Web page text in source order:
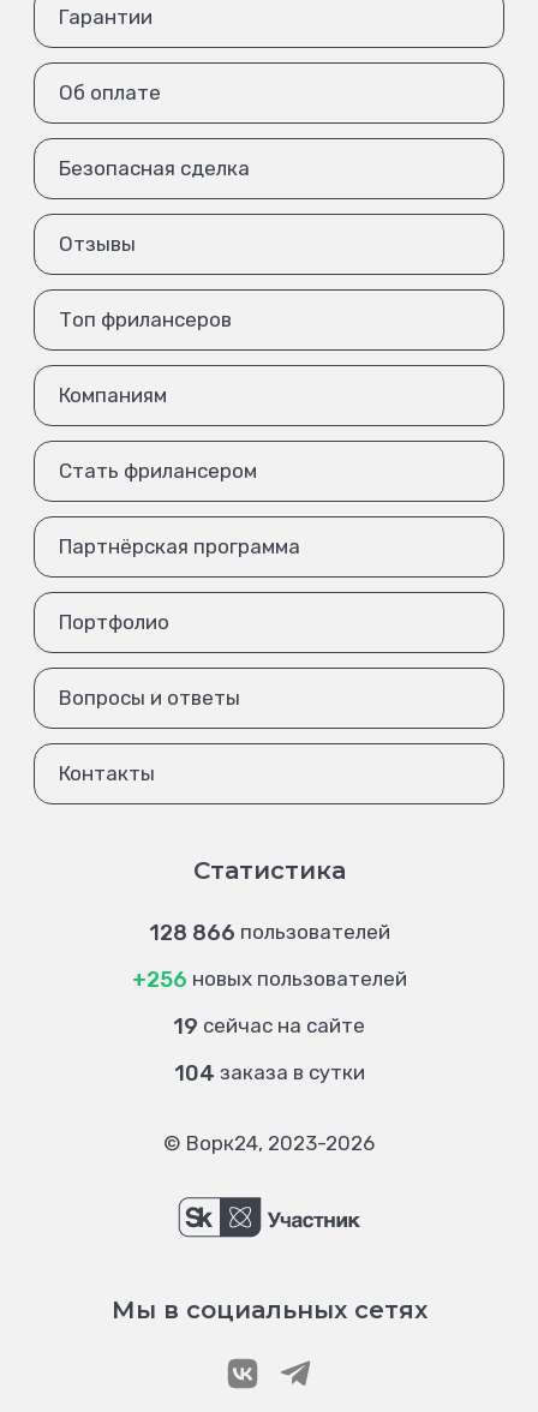
Гарантии
Об оплате
Безопасная сделка
Отзывы
Топ фрилансеров
Компаниям
Стать фрилансером
Партнёрская программа
Портфолио
Вопросы и ответы
Контакты
Статистика
128 866 пользователей
+256 новых пользователей
19 сейчас на сайте
104 заказа в сутки
© Ворк24, 2023-2026
Мы в социальных сетях